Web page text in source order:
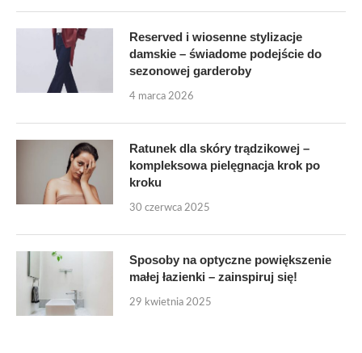
Reserved i wiosenne stylizacje
damskie – świadome podejście do
sezonowej garderoby
4 marca 2026
Ratunek dla skóry trądzikowej –
kompleksowa pielęgnacja krok po
kroku
30 czerwca 2025
Sposoby na optyczne powiększenie
małej łazienki – zainspiruj się!
29 kwietnia 2025